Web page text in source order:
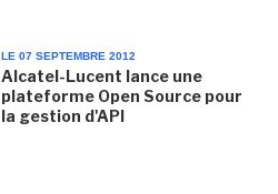
LE 07 SEPTEMBRE 2012
Alcatel-Lucent lance une
plateforme Open Source pour
la gestion d'API